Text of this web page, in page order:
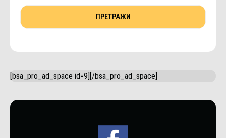
[bsa_pro_ad_space id=9][/bsa_pro_ad_space]